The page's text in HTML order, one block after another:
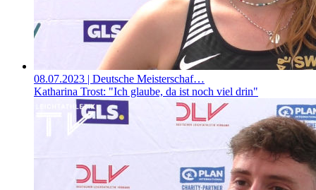
08.07.2023 | Deutsche Meisterschaf…
Katharina Trost: "Ich glaube, da ist noch viel drin"